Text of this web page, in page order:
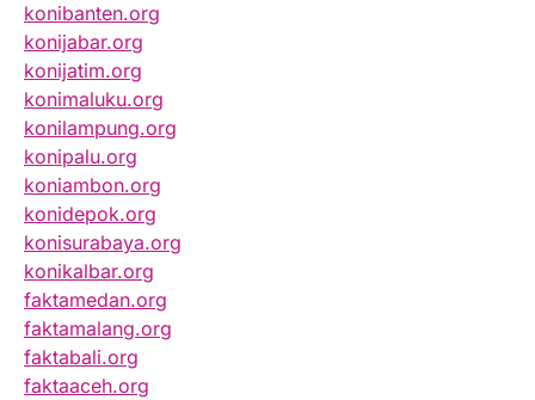
konibanten.org
konijabar.org
konijatim.org
konimaluku.org
konilampung.org
konipalu.org
koniambon.org
konidepok.org
konisurabaya.org
konikalbar.org
faktamedan.org
faktamalang.org
faktabali.org
faktaaceh.org